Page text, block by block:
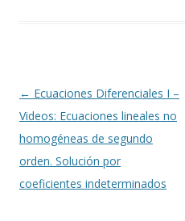
Navegación
de
entradas
← Ecuaciones Diferenciales I –
Videos: Ecuaciones lineales no
homogéneas de segundo
orden. Solución por
coeficientes indeterminados